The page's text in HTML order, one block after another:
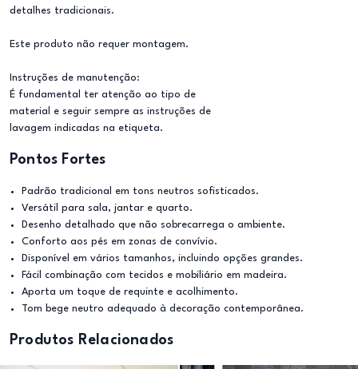
detalhes tradicionais.
Este produto não requer montagem.
Instruções de manutenção:
É fundamental ter atenção ao tipo de
material e seguir sempre as instruções de
lavagem indicadas na etiqueta.
Pontos Fortes
Padrão tradicional em tons neutros sofisticados.
Versátil para sala, jantar e quarto.
Desenho detalhado que não sobrecarrega o ambiente.
Conforto aos pés em zonas de convívio.
Disponível em vários tamanhos, incluindo opções grandes.
Fácil combinação com tecidos e mobiliário em madeira.
Aporta um toque de requinte e acolhimento.
Tom bege neutro adequado à decoração contemporânea.
Produtos Relacionados